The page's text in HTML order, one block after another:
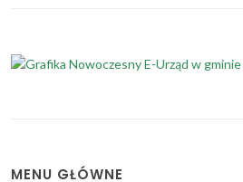
MENU GŁÓWNE